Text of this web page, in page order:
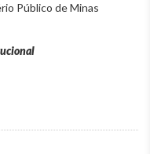
Público de Minas